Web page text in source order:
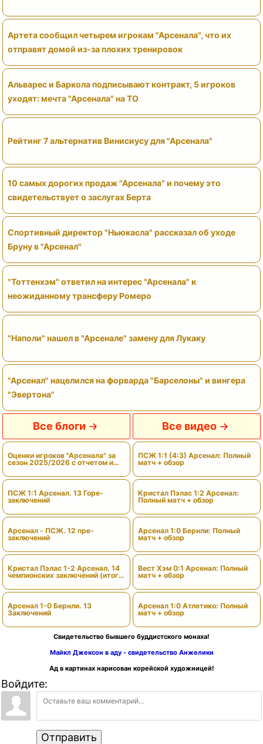
Артета сообщил четырем игрокам "Арсенала", что их
отправят домой из-за плохих тренировок
Альварес и Баркола подписывают контракт, 5 игроков
уходят: мечта "Арсенала" на ТО
Рейтинг 7 альтернатив Винисиусу для "Арсенала"
10 самых дорогих продаж "Арсенала" и почему это
свидетельствует о заслугах Берта
Спортивный директор "Ньюкасла" рассказал об уходе
Бруну в "Арсенал"
"Тоттенхэм" ответил на интерес "Арсенала" к
неожиданному трансферу Ромеро
"Наполи" нашел в "Арсенале" замену для Лукаку
"Арсенал" нацелился на форварда "Барселоны" и вингера
"Эвертона"
Все блоги
Оценки игроков "Арсенала" за
сезон 2025/2026 с отчетом и
ПСЖ 1:1 Арсенал. 13 Горе-
заключений
Арсенал - ПСЖ. 12 пре-
заключений
Кристал Пэлас 1-2 Арсенал. 14
чемпионских заключений (итоги
Арсенал 1-0 Бернли. 13
Заключений
Все видео
ПСЖ 1:1 (4:3) Арсенал: Полный
матч + обзор
Кристал Пэлас 1:2 Арсенал:
Полный матч + обзор
Арсенал 1:0 Бернли: Полный
матч + обзор
Вест Хэм 0:1 Арсенал: Полный
матч + обзор
Арсенал 1:0 Атлетико: Полный
матч + обзор
Свидетельство бывшего буддистского монаха!
Майкл Джексон в аду - свидетельство Анжелики
Ад в картинах нарисован корейской художницей!
Войдите:
Отправить